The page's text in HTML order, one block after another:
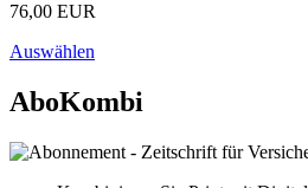
76,00 EUR
Auswählen
AboKombi